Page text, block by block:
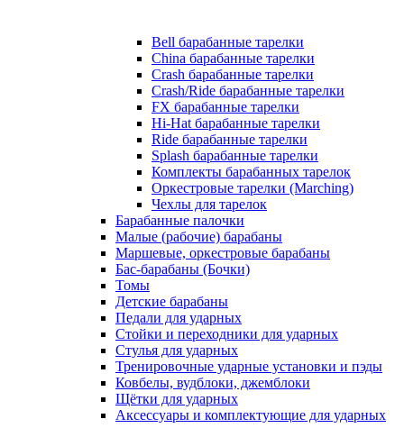
Bell барабанные тарелки
China барабанные тарелки
Crash барабанные тарелки
Crash/Ride барабанные тарелки
FX барабанные тарелки
Hi-Hat барабанные тарелки
Ride барабанные тарелки
Splash барабанные тарелки
Комплекты барабанных тарелок
Оркестровые тарелки (Marching)
Чехлы для тарелок
Барабанные палочки
Малые (рабочие) барабаны
Маршевые, оркестровые барабаны
Бас-барабаны (Бочки)
Томы
Детские барабаны
Педали для ударных
Стойки и переходники для ударных
Стулья для ударных
Тренировочные ударные установки и пэды
Ковбелы, вудблоки, джемблоки
Щётки для ударных
Аксесcуары и комплектующие для ударных